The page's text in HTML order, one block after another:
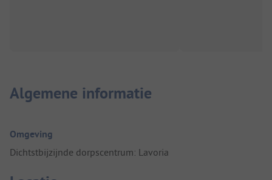
Algemene informatie
Omgeving
Dichtstbijzijnde dorpscentrum: Lavoria